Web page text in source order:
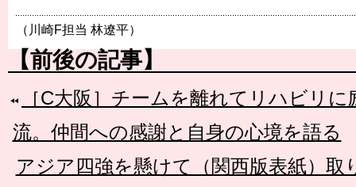
（川崎F担当 林遼平）
【前後の記事】
［C大阪］チームを離れてリハビリ
流。仲間への感謝と自身の心境を語る
アジア四強を懸けて（関西版表紙）取